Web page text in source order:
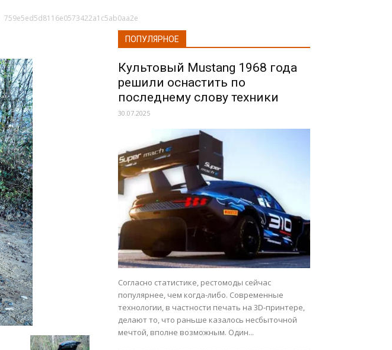
759e5ed5d8116e0573422a1c5ab0aa2e
ПОПУЛЯРНОЕ
Культовый Mustang 1968 года
решили оснастить по
последнему слову техники
30.07.2025
Согласно статистике, рестомоды сейчас
популярнее, чем когда-либо. Современные
технологии, в частности печать на 3D-принтере,
делают то, что раньше казалось несбыточной
мечтой, вполне возможным. Один...